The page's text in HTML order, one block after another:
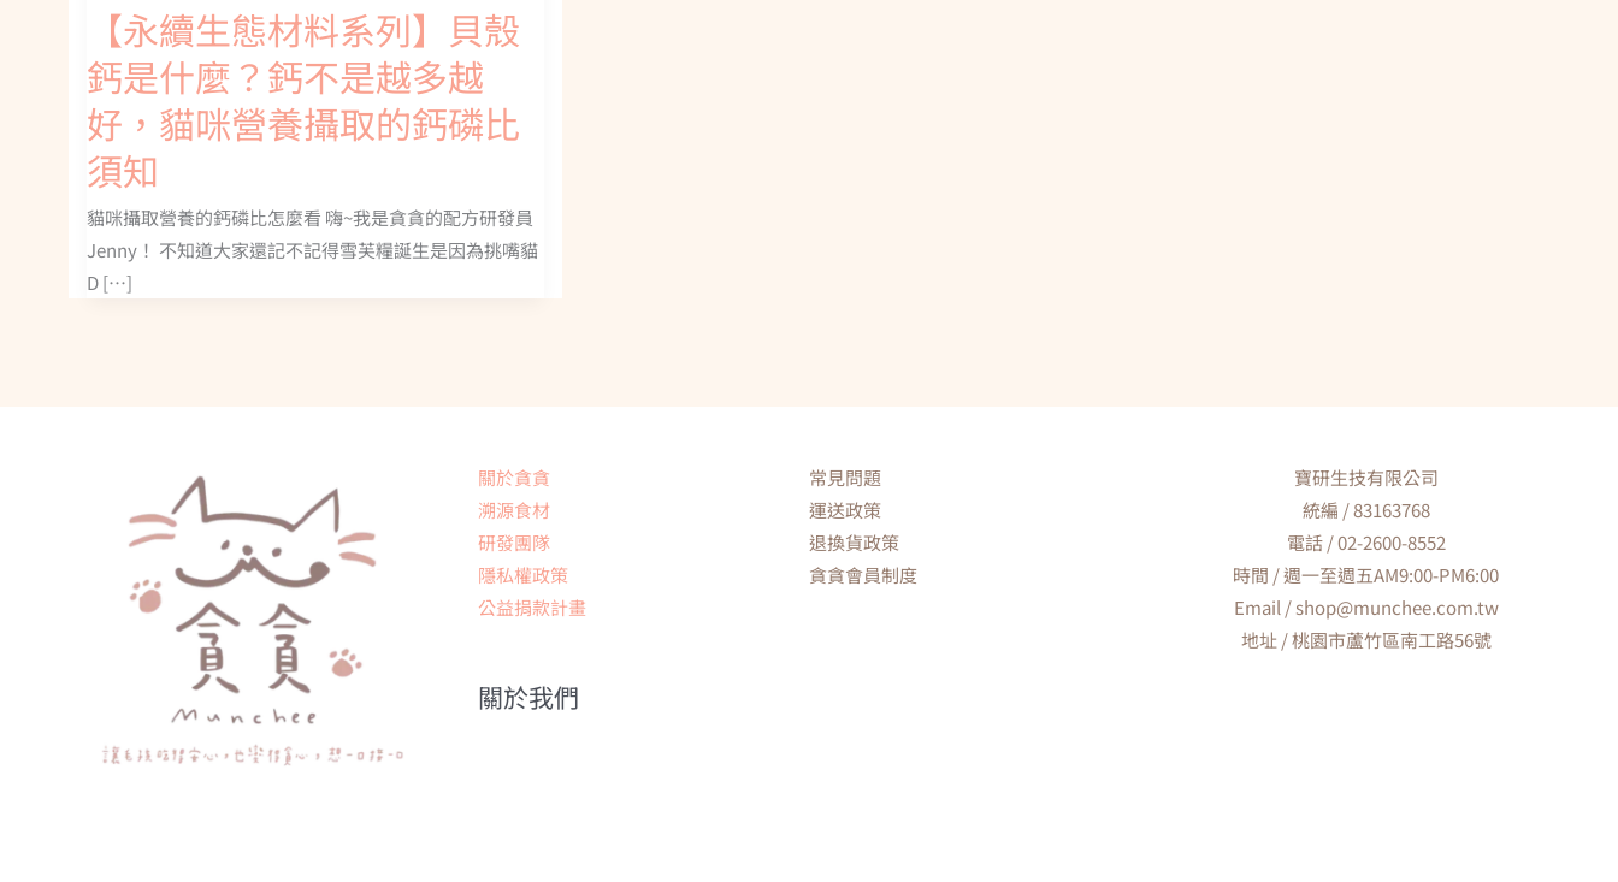
【永續生態材料系列】貝殼
鈣是什麼？鈣不是越多越
好，貓咪營養攝取的鈣磷比
須知
貓咪攝取營養的鈣磷比怎麼看 嗨~我是貪貪的配方研發員
Jenny！ 不知道大家還記不記得雪芙糧誕生是因為挑嘴貓
D […]
關於貪貪
溯源食材
研發團隊
隱私權政策
公益捐款計畫
關於我們
常見問題
運送政策
退換貨政策
貪貪會員制度
寶研生技有限公司
統編 / 83163768
電話 / 02-2600-8552
時間 / 週一至週五AM9:00-PM6:00
Email / shop@munchee.com.tw
地址 / 桃園市蘆竹區南工路56號